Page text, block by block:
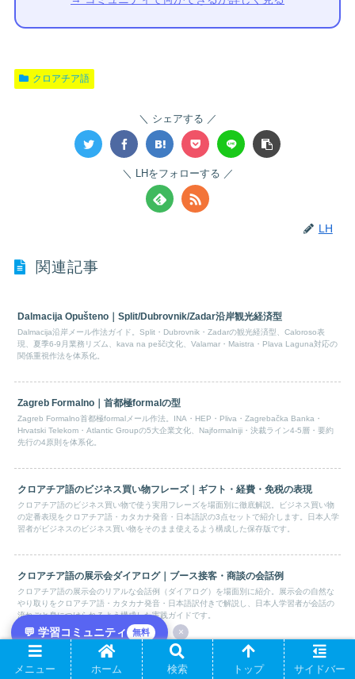
💬 学習コミュニティ 無料 ×
クロアチア語
シェアする
LHをフォローする
LH
関連記事
Dalmacija Opušteno｜Split/Dubrovnik/Zadar沿岸観光経済型
Dalmacija沿岸メール作法ガイド。Split・Dubrovnik・Zadarの観光経済型、Caloroso表
現、夏季6-9月業務リズム、kava na pešči文化、Valamar・Maistra・Plava Laguna対応の
関係重視作法を体系化。
Zagreb Formalno｜首都極formalの型
Zagreb Formalno首都極formalメール作法。INA・HEP・Pliva・Zagrebačka Banka・
Hrvatski Telekom・Atlantic Groupの5大企業文化、Najformalniji・決裁ライン4-5層・要約
先行の4原則を体系化。
クロアチア語のビジネス買い物フレーズ｜ギフト・経費・免税の表現
クロアチア語のビジネス買い物で使う実用フレーズを場面別に徹底解説。ビジネス買い物
の定番表現をクロアチア語・カタカナ発音・日本語訳の3点セットで紹介します。日本人学
習者がビジネスのビジネス買い物をそのまま使えるよう構成した保存版です。
クロアチア語の展示会ダイアログ｜ブース接客・商談の会話例
クロアチア語の展示会のリアルな会話例（ダイアログ）を場面別に紹介。展示会の自然な
やり取りをクロアチア語・カタカナ発音・日本語訳付きで解説し、日本人学習者が会話の
流れごと身につけられるよう構成した実践ガイドです。
クロアチア語の展示会フレーズ｜ブース対応・商談の表現
メニュー ホーム 検索 トップ サイドバー